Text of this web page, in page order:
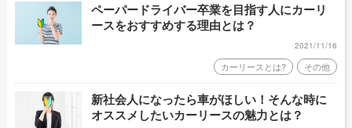
ペーパードライバー卒業を目指す人にカーリ
ースをおすすめする理由とは？
2021/11/16
カーリースとは? その他
新社会人になったら車がほしい！そんな時に
オススメしたいカーリースの魅力とは？